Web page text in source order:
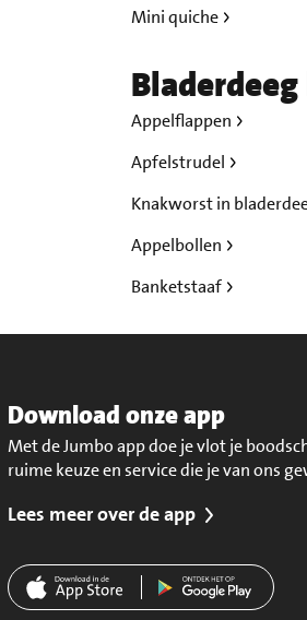
Mini quiche
Appelflappen
Apfelstrudel
Knakworst in
Appelbollen
Banketstaaf
Download onze app
Met de Jumbo app doe je vlot je
ruime keuze en service die je van ons
Lees meer over de app